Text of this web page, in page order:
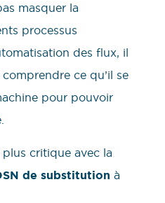
masquer la
processus
des flux, il
ce qu’il se
pour pouvoir
plus critique avec la
de substitution à